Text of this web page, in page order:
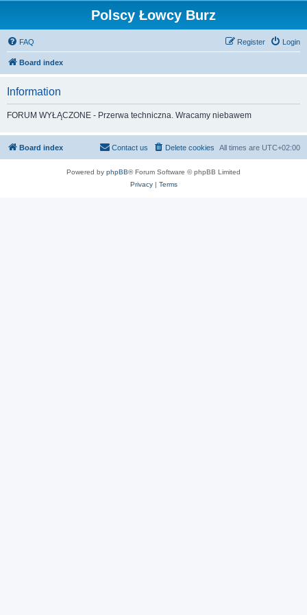
Polscy Łowcy Burz
FAQ Login
Register
Board index
Information
FORUM WYŁĄCZONE - Przerwa techniczna. Wracamy niebawem
Board index All times are UTC+02:00
Delete cookies
Contact us
Powered by phpBB® Forum Software © phpBB Limited
Privacy| Terms